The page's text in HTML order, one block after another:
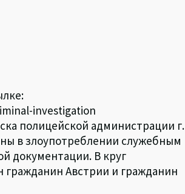
investigation
полицейской администрации г.
в злоупотреблении служебным
документации. В круг
гражданин Австрии и гражданин